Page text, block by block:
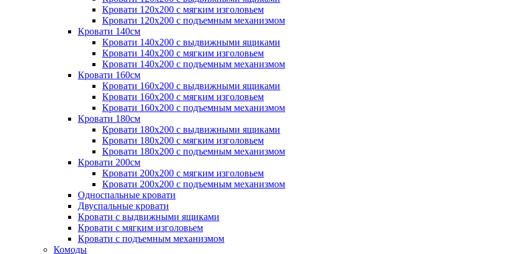
Кровати 120х200 с мягким изголовьем
Кровати 120х200 с подъемным механизмом
Кровати 140см
Кровати 140х200 с выдвижными ящиками
Кровати 140х200 с мягким изголовьем
Кровати 140х200 с подъемным механизмом
Кровати 160см
Кровати 160х200 с выдвижными ящиками
Кровати 160х200 с мягким изголовьем
Кровати 160х200 с подъемным механизмом
Кровати 180см
Кровати 180х200 с выдвижными ящиками
Кровати 180х200 с мягким изголовьем
Кровати 180х200 с подъемным механизмом
Кровати 200см
Кровати 200х200 с мягким изголовьем
Кровати 200х200 с подъемным механизмом
Односпальные кровати
Двуспальные кровати
Кровати с выдвижными ящиками
Кровати с мягким изголовьем
Кровати с подъемным механизмом
Комоды